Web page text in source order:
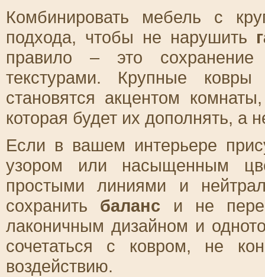
Комбинировать мебель с
подхода, чтобы не нарушить
правило – это
текстурами. Крупные
становятся акцентом
которая будет их дополнять, а
Если в вашем интерьере
узором или насыщенным
простыми линиями и
сохранить баланс и не
лаконичным дизайном и
сочетаться с ковром, не
воздействию.